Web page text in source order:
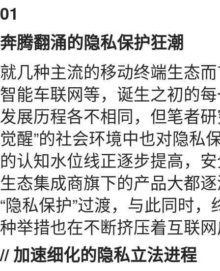
01
奔腾翻涌的隐私保护狂潮
就几种主流的移动终端生态
智能车联网等，诞生之初的
发展历程各不相同，但笔者
觉醒”的社会环境中也对隐私
的认知水位线正逐步提高，
生态集成商旗下的产品大都
“隐私保护”过渡，与此同时
种举措也在不断挤压着互联
// 加速细化的隐私立法进程